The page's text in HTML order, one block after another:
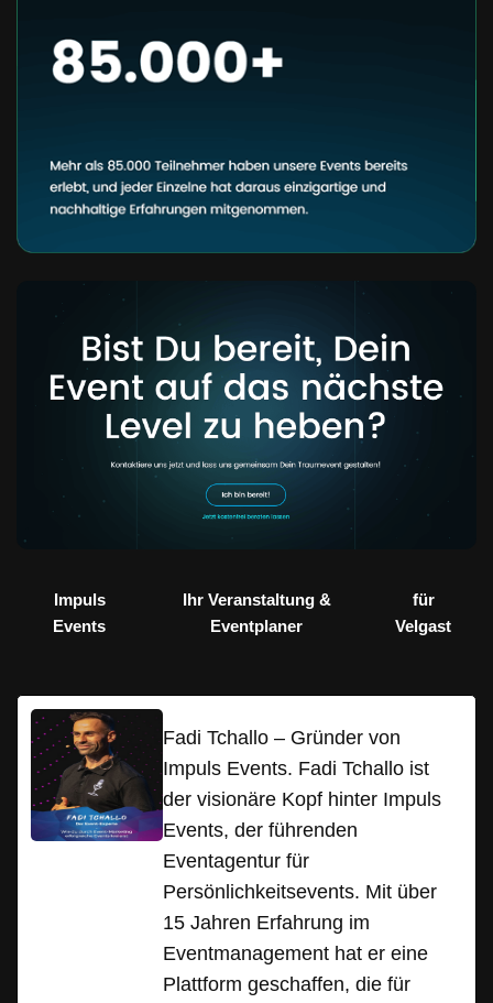
Impuls
Events
Ihr Veranstaltung &
Eventplaner
für
Velgast
Fadi Tchallo – Gründer von
Impuls Events. Fadi Tchallo ist
der visionäre Kopf hinter Impuls
Events, der führenden
Eventagentur für
Persönlichkeitsevents. Mit über
15 Jahren Erfahrung im
Eventmanagement hat er eine
Plattform geschaffen, die für